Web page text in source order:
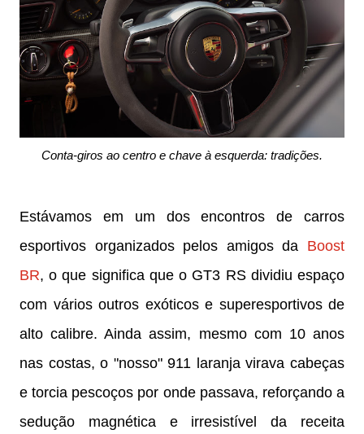
Conta-giros ao centro e chave à esquerda: tradições.
Estávamos em um dos encontros de carros
esportivos organizados pelos amigos da Boost
BR, o que significa que o GT3 RS dividiu espaço
com vários outros exóticos e superesportivos de
alto calibre. Ainda assim, mesmo com 10 anos
nas costas, o "nosso" 911 laranja virava cabeças
e torcia pescoços por onde passava, reforçando a
sedução magnética e irresistível da receita